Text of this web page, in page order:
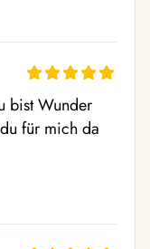
bist Wunder
für mich da